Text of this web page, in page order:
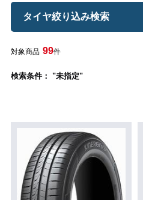
タイヤ絞り込み検索
対象商品 99件
検索条件： "未指定"